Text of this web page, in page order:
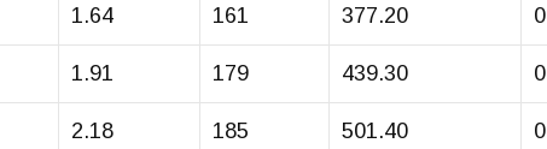
1.64 161 377.20
1.91 179 439.30
2.18 185 501.40